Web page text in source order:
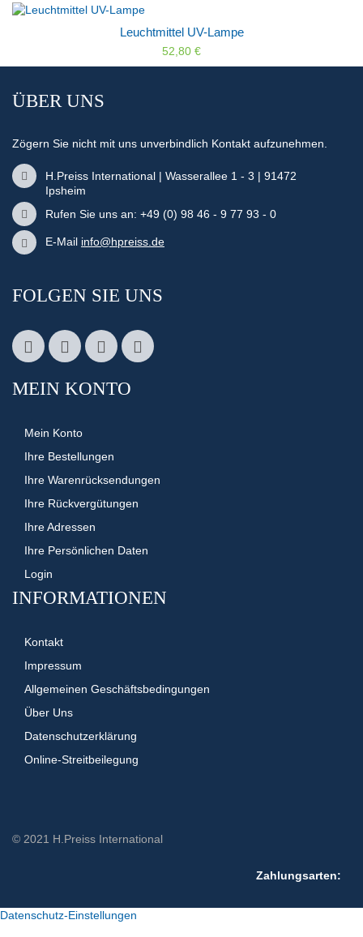
Leuchtmittel UV-Lampe
52,80 €
ÜBER UNS
Zögern Sie nicht mit uns unverbindlich Kontakt aufzunehmen.
H.Preiss International | Wasserallee 1 - 3 | 91472
Ipsheim
Rufen Sie uns an: +49 (0) 98 46 - 9 77 93 - 0
E-Mail info@hpreiss.de
FOLGEN SIE UNS
MEIN KONTO
Mein Konto
Ihre Bestellungen
Ihre Warenrücksendungen
Ihre Rückvergütungen
Ihre Adressen
Ihre Persönlichen Daten
Login
INFORMATIONEN
Kontakt
Impressum
Allgemeinen Geschäftsbedingungen
Über Uns
Datenschutzerklärung
Online-Streitbeilegung
© 2021 H.Preiss International
Zahlungsarten:
Datenschutz-Einstellungen